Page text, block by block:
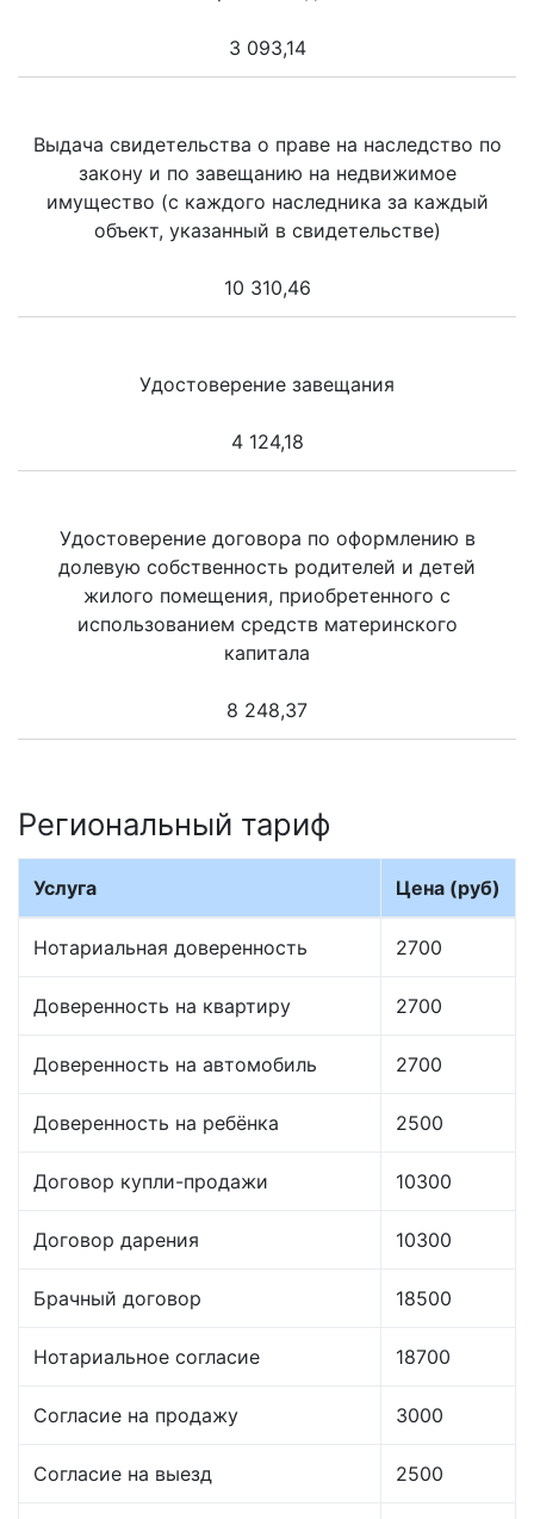
3 093,14
Выдача свидетельства о праве на наследство по
закону и по завещанию на недвижимое
имущество (с каждого наследника за каждый
объект, указанный в свидетельстве)
10 310,46
Удостоверение завещания
4 124,18
Удостоверение договора по оформлению в
долевую собственность родителей и детей
жилого помещения, приобретенного с
использованием средств материнского
капитала
8 248,37
Региональный тариф
Услуга Цена (руб)
Нотариальная доверенность 2700
Доверенность на квартиру 2700
Доверенность на автомобиль 2700
Доверенность на ребёнка 2500
Договор купли-продажи 10300
Договор дарения 10300
Брачный договор 18500
Нотариальное согласие 18700
Согласие на продажу 3000
Согласие на выезд 2500